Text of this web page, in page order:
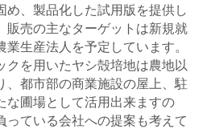
め、製品化した試用版を提供し
販売の主なターゲットは新規就
業生産法人を予定しています。
クを用いたヤシ殻培地は農地以
、都市部の商業施設の屋上、駐
な圃場として活用出来ますの
っている会社への提案も考えて